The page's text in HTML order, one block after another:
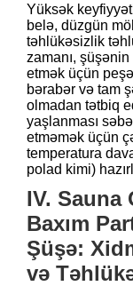
Yüksək
belə, düzgün
təhlükəsizlik
zamanı,
etmək üçün
bərabər və tam
olmadan tətbiq
yaşlanması
etməmək üçün
temperatura
polad kimi)
IV. Sauna
Baxım
Şüşə:
və